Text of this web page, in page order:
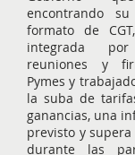
encontrando
formato de
integrada
reuniones y
Pymes y
la suba de
ganancias, una
previsto y
durante las